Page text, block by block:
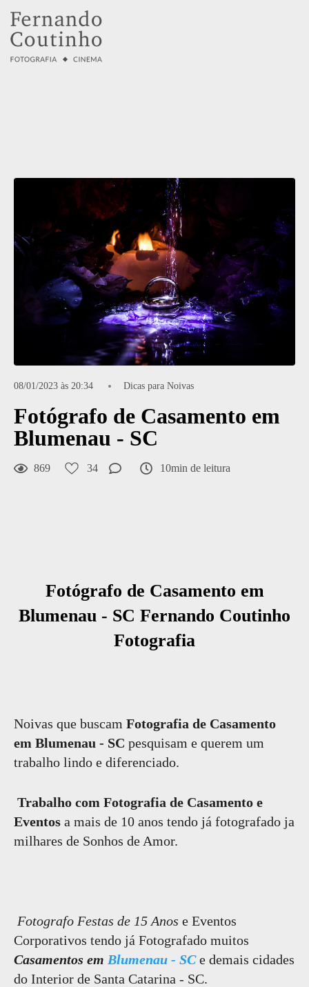
08/01/2023 às 20:34 Dicas para Noivas
Fotógrafo de Casamento em
Blumenau - SC
869 34 10min de leitura
Fotógrafo de Casamento em
Blumenau - SC Fernando Coutinho
Fotografia
Noivas que buscam Fotografia de Casamento
em Blumenau - SC pesquisam e querem um
trabalho lindo e diferenciado.
Trabalho com Fotografia de Casamento e
Eventos a mais de 10 anos tendo já fotografado ja
milhares de Sonhos de Amor.
Fotografo Festas de 15 Anos e Eventos
Corporativos tendo já Fotografado muitos
Casamentos em Blumenau - SCe demais cidades
do Interior de Santa Catarina - SC.